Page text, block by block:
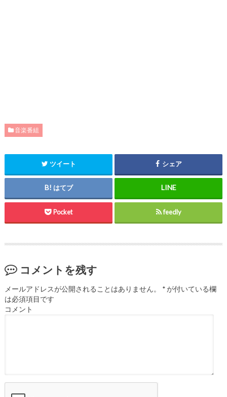
音楽番組
ツイート シェア
はてブ
Pocket feedly
コメントを残す
メールアドレスが公開されることはありません。 *が付いている欄
は必須項目です
コメント